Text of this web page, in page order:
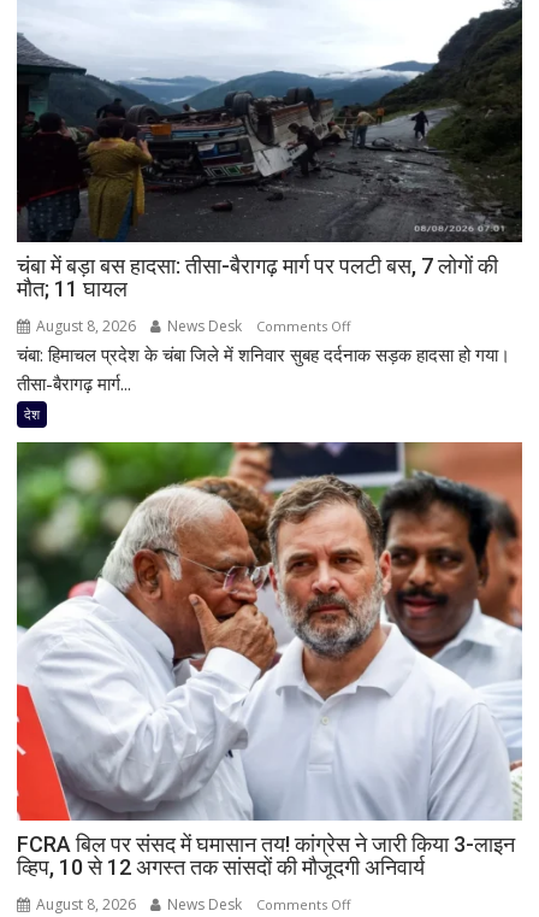
चंबा में बड़ा बस हादसा: तीसा-बैरागढ़ मार्ग पर पलटी बस, 7 लोगों की
मौत; 11 घायल
August 8, 2026 News Desk Comments Offon
चंबा
तीसा-
बैरागढ़
मार्ग
पर
पलटी
बस,
7
लोगों
की
घायल
चंबा: हिमाचल प्रदेश के चंबा जिले में शनिवार सुबह दर्दनाक सड़क हादसा हो गया।
तीसा-बैरागढ़ मार्ग...
देश
FCRA बिल पर संसद में घमासान तय! कांग्रेस ने जारी किया 3-लाइन
व्हिप, 10 से 12 अगस्त तक सांसदों की मौजूदगी अनिवार्य
August 8, 2026 News Desk Comments Offon